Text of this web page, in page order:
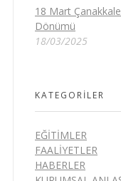
18 Mart Çanakkale
Dönümü
18/03/2025
KATEGORILER
EĞITIMLER
FAALIYETLER
HABERLER